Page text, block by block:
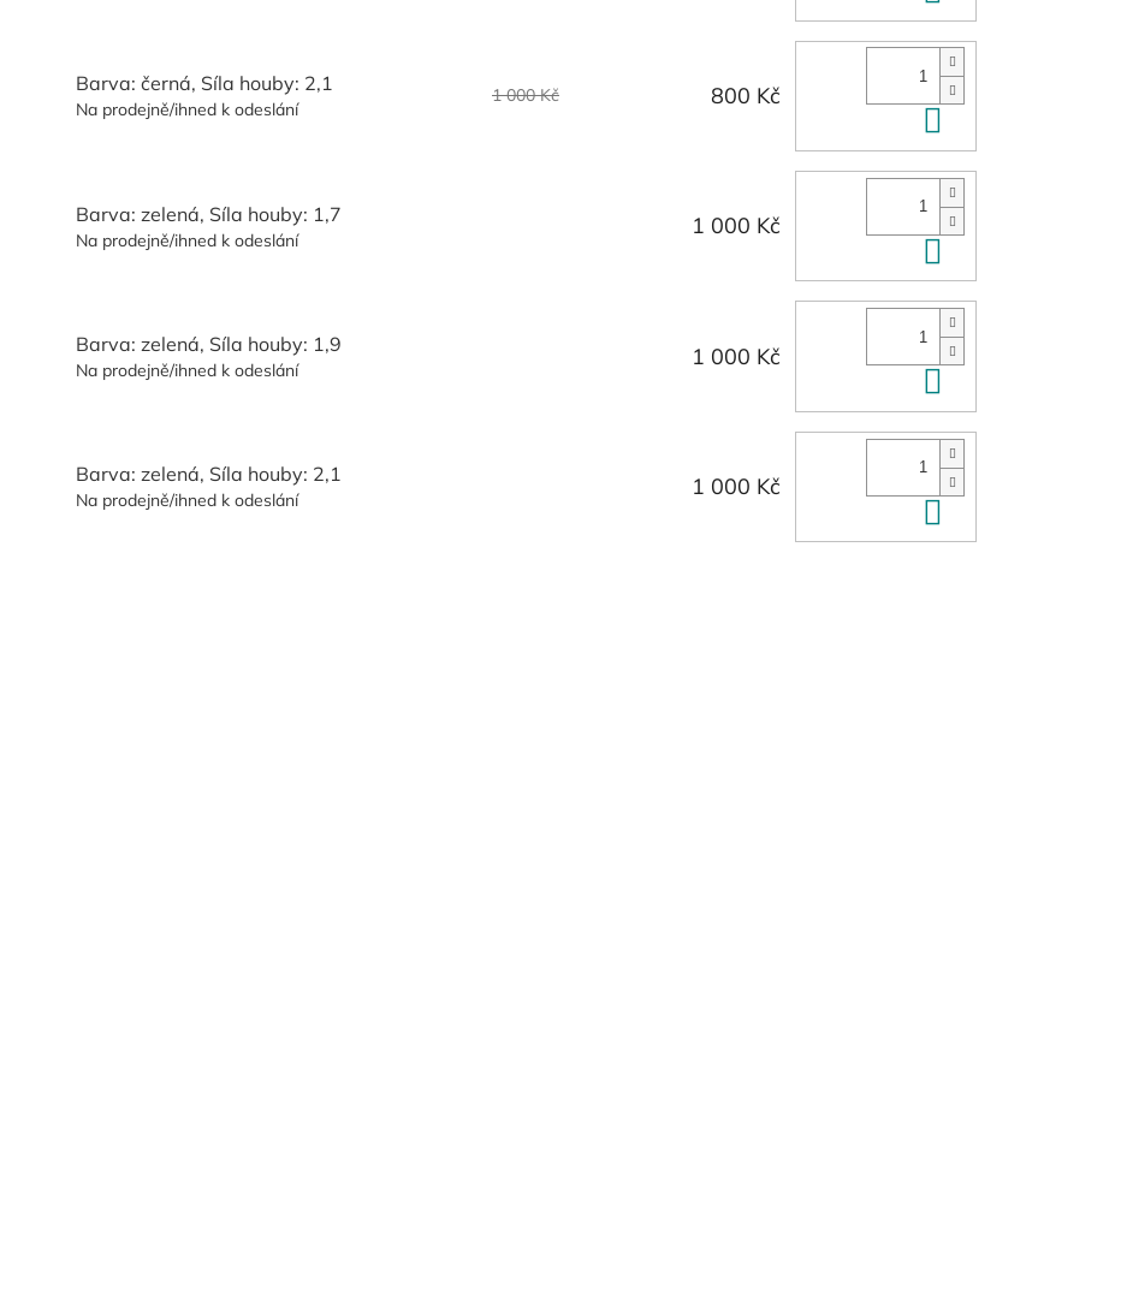
Barva: černá, Síla houby: 2,1
Na prodejně/ihned k odeslání
1 000 Kč 800 Kč
Barva: zelená, Síla houby: 1,7
Na prodejně/ihned k odeslání
1 000 Kč
Barva: zelená, Síla houby: 1,9
Na prodejně/ihned k odeslání
1 000 Kč
Barva: zelená, Síla houby: 2,1
Na prodejně/ihned k odeslání
1 000 Kč